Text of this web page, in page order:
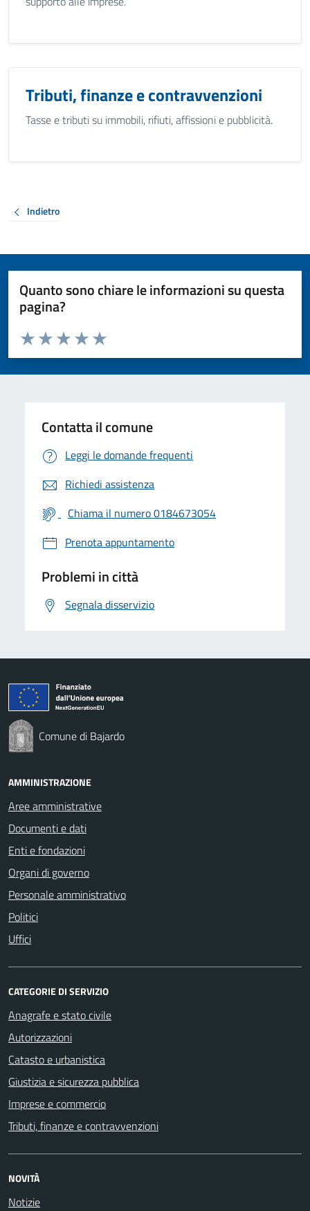
Tributi, finanze e contravvenzioni
Tasse e tributi su immobili, rifiuti, affissioni e pubblicità.
Indietro
Quanto sono chiare le informazioni su questa
pagina?
Valuta da 1 a 5 stelle la pagina
Valuta 5 stelle su 5
Valuta 4 stelle su 5
Valuta 3 stelle su 5
Valuta 2 stelle su 5
Valuta 1 stelle su 5
Contatta il comune
Leggi le domande frequenti
Richiedi assistenza
Chiama il numero 0184673054
Prenota appuntamento
Problemi in città
Segnala disservizio
Comune di Bajardo
AMMINISTRAZIONE
Aree amministrative
Documenti e dati
Enti e fondazioni
Organi di governo
Personale amministrativo
Politici
Uffici
CATEGORIE DI SERVIZIO
Anagrafe e stato civile
Autorizzazioni
Catasto e urbanistica
Giustizia e sicurezza pubblica
Imprese e commercio
Tributi, finanze e contravvenzioni
NOVITÀ
Notizie